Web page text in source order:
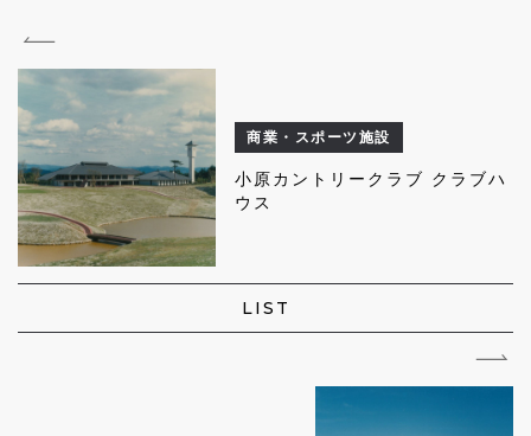
商業・スポーツ施設
小原カントリークラブ クラブハ
ウス
LIST